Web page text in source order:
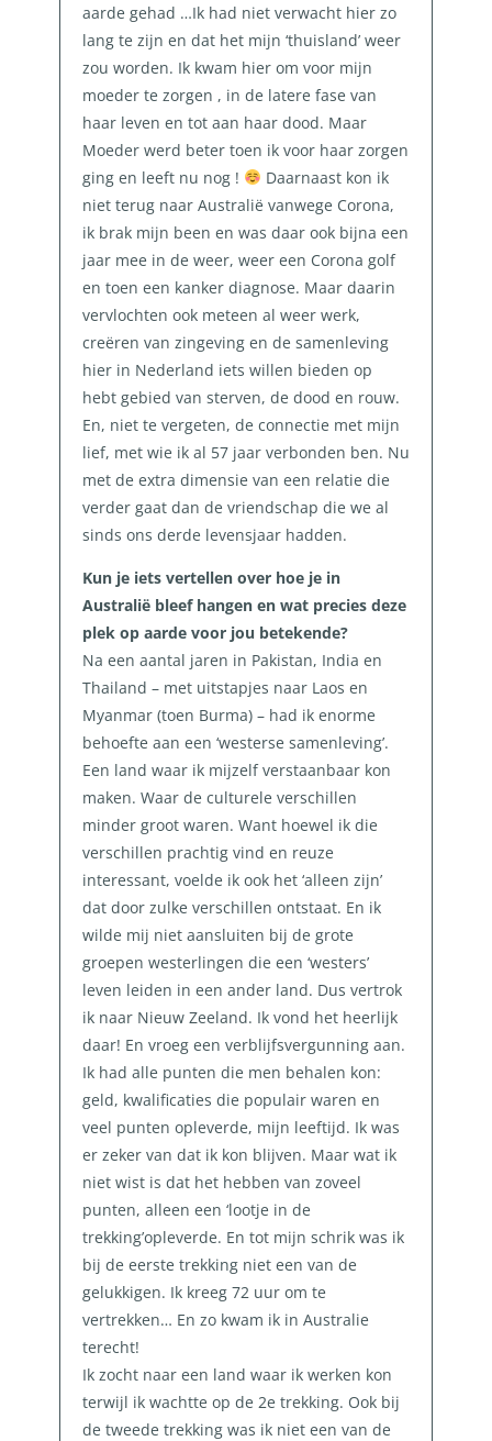
aarde gehad …Ik had niet verwacht hier zo
lang te zijn en dat het mijn ‘thuisland’ weer
zou worden. Ik kwam hier om voor mijn
moeder te zorgen , in de latere fase van
haar leven en tot aan haar dood. Maar
Moeder werd beter toen ik voor haar zorgen
ging en leeft nu nog !
Daarnaast kon ik
niet terug naar Australië vanwege Corona,
ik brak mijn been en was daar ook bijna een
jaar mee in de weer, weer een Corona golf
en toen een kanker diagnose. Maar daarin
vervlochten ook meteen al weer werk,
creëren van zingeving en de samenleving
hier in Nederland iets willen bieden op
hebt gebied van sterven, de dood en rouw.
En, niet te vergeten, de connectie met mijn
lief, met wie ik al 57 jaar verbonden ben. Nu
met de extra dimensie van een relatie die
verder gaat dan de vriendschap die we al
sinds ons derde levensjaar hadden.
Kun je iets vertellen over hoe je in
Australië bleef hangen en wat precies deze
plek op aarde voor jou betekende?
Na een aantal jaren in Pakistan, India en
Thailand – met uitstapjes naar Laos en
Myanmar (toen Burma) – had ik enorme
behoefte aan een ‘westerse samenleving’.
Een land waar ik mijzelf verstaanbaar kon
maken. Waar de culturele verschillen
minder groot waren. Want hoewel ik die
verschillen prachtig vind en reuze
interessant, voelde ik ook het ‘alleen zijn’
dat door zulke verschillen ontstaat. En ik
wilde mij niet aansluiten bij de grote
groepen westerlingen die een ‘westers’
leven leiden in een ander land. Dus vertrok
ik naar Nieuw Zeeland. Ik vond het heerlijk
daar! En vroeg een verblijfsvergunning aan.
Ik had alle punten die men behalen kon:
geld, kwalificaties die populair waren en
veel punten opleverde, mijn leeftijd. Ik was
er zeker van dat ik kon blijven. Maar wat ik
niet wist is dat het hebben van zoveel
punten, alleen een ‘lootje in de
trekking’opleverde. En tot mijn schrik was ik
bij de eerste trekking niet een van de
gelukkigen. Ik kreeg 72 uur om te
vertrekken… En zo kwam ik in Australie
terecht!
Ik zocht naar een land waar ik werken kon
terwijl ik wachtte op de 2e trekking. Ook bij
de tweede trekking was ik niet een van de